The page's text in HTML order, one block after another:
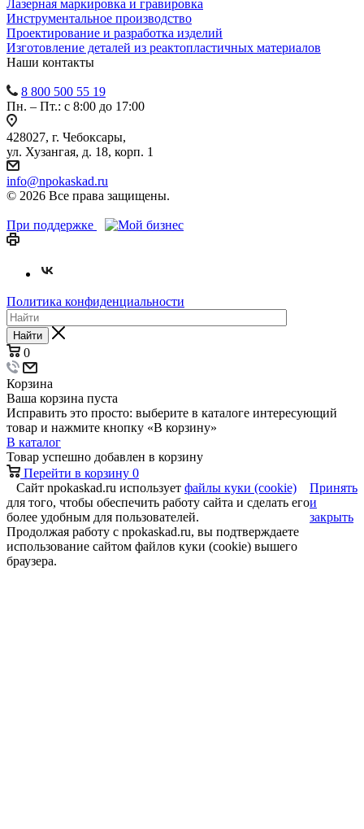
Лазерная маркировка и гравировка
Инструментальное производство
Проектирование и разработка изделий
Изготовление деталей из реактопластичных материалов
Наши контакты
8 800 500 55 19
Пн. – Пт.: с 8:00 до 17:00
428027, г. Чебоксары,
ул. Хузангая, д. 18, корп. 1
info@npokaskad.ru
© 2026 Все права защищены.
При поддержке
Политика конфиденциальности
Найти
0
Корзина
Ваша корзина пуста
Исправить это просто: выберите в каталоге интересующий
товар и нажмите кнопку «В корзину»
В каталог
Товар успешно добавлен в корзину
Перейти в корзину 0
Сайт npokaskad.ru использует файлы куки (cookie)
для того, чтобы обеспечить работу сайта и сделать его
более удобным для пользователей.
Продолжая работу с npokaskad.ru, вы подтверждаете
использование сайтом файлов куки (cookie) вышего
браузера.
Принять
и
закрыть